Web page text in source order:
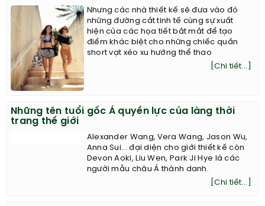
Nhưng các nhà thiết kế sẽ đưa vào đó
những đường cắt tinh tế cùng sự xuất
hiện của các họa tiết bắt mắt để tạo
điểm khác biệt cho những chiếc quần
short vạt xéo xu hướng thể thao
[Chi tiết...]
Những tên tuổi gốc Á quyền lực của làng thời
trang thế giới
Alexander Wang, Vera Wang, Jason Wu,
Anna Sui... đại diện cho giới thiết kế còn
Devon Aoki, Liu Wen, Park Ji Hye là các
người mẫu châu Á thành danh.
[Chi tiết...]